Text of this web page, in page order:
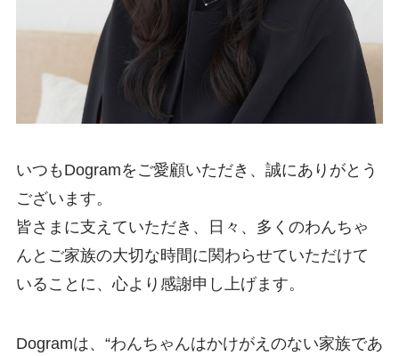
いつもDogramをご愛顧いただき、誠にありがとう
ございます。
皆さまに支えていただき、日々、多くのわんちゃ
んとご家族の大切な時間に関わらせていただけて
いることに、心より感謝申し上げます。
Dogramは、“わんちゃんはかけがえのない家族であ